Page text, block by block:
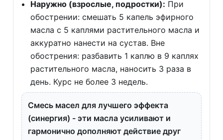
Наружно (взрослые, подростки): При
обострении: смешать 5 капель эфирного
масла с 5 каплями растительного масла и
аккуратно нанести на сустав. Вне
обострения: разбавить 1 каплю в 9 каплях
растительного масла, наносить 3 раза в
день. Курс не более 3 недель.
Смесь масел для лучшего эффекта
(синергия) - эти масла усиливают и
гармонично дополняют действие друг